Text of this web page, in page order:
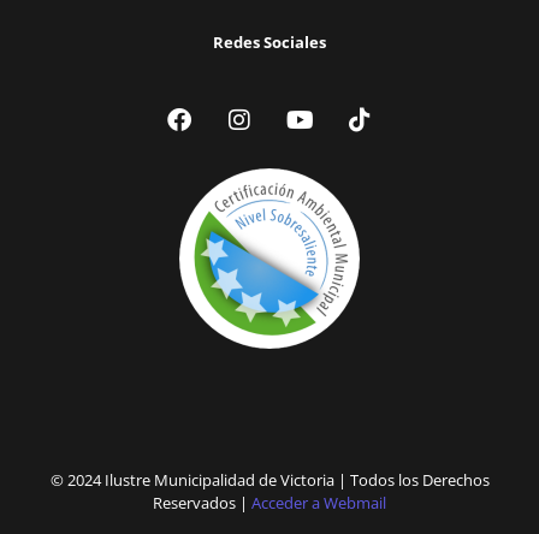
Redes Sociales
© 2024 Ilustre Municipalidad de Victoria | Todos los Derechos
Reservados | Acceder a Webmail